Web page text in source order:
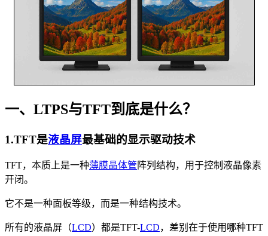
一、LTPS与TFT到底是什么？
1.TFT是液晶屏最基础的显示驱动技术
TFT，本质上是一种薄膜晶体管 阵列结构，用于控制液晶像素
开闭。
它不是一种面板等级，而是一种结构技术。
所有的液晶屏（LCD）都是TFT-LCD，差别在于使用哪种TFT